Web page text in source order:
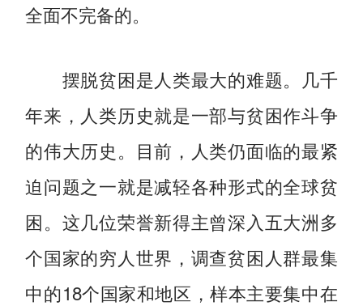
全面不完备的。
摆脱贫困是人类最大的难题。几千
年来，人类历史就是一部与贫困作斗争
的伟大历史。目前，人类仍面临的最紧
迫问题之一就是减轻各种形式的全球贫
困。这几位荣誉新得主曾深入五大洲多
个国家的穷人世界，调查贫困人群最集
中的18个国家和地区，样本主要集中在